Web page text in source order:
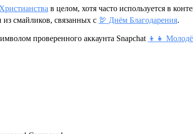
в целом, хотя часто используется в
из смайликов, связанных с 🦃 Днём Благодарения.
проверенного аккаунта Snapchat 👦👧